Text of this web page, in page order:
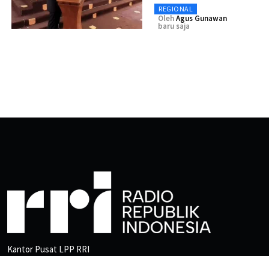
REGIONAL
OlehAgus Gunawan
baru saja
Kantor Pusat LPP RRI